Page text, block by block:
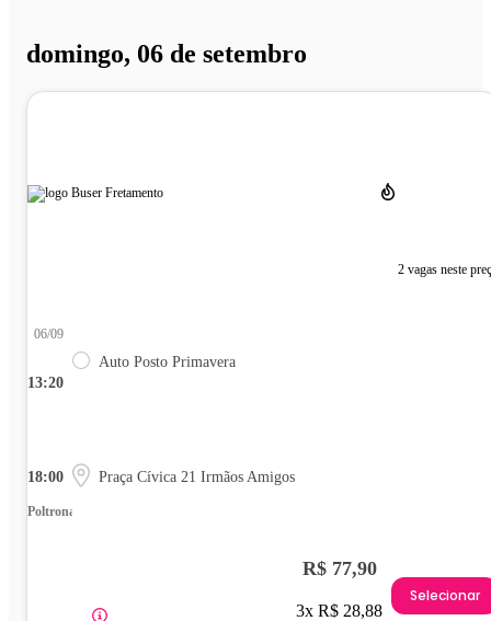
domingo, 06 de setembro
2 vagas neste
13:20
06/09
Auto Posto Primavera
18:00 Praça Cívica 21 Irmãos Amigos
Poltrona
R$ 77,90
3x R$ 28,88
Selecionar